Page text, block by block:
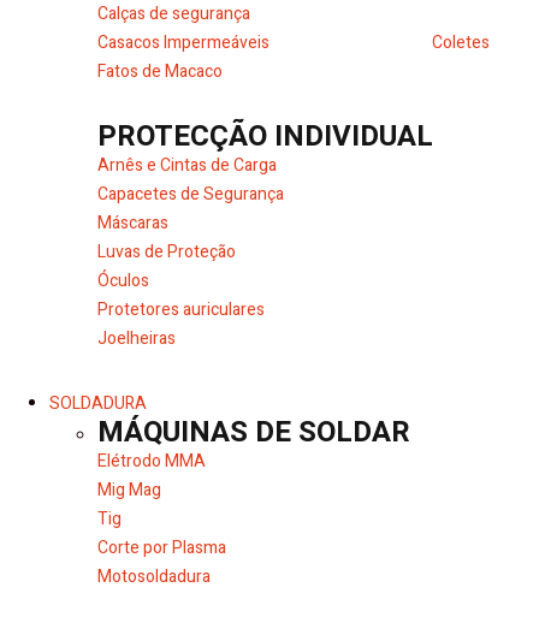
Calças de segurança
Casacos Impermeáveis
Coletes
Fatos de Macaco
PROTECÇÃO INDIVIDUAL
Arnês e Cintas de Carga
Capacetes de Segurança
Máscaras
Luvas de Proteção
Óculos
Protetores auriculares
Joelheiras
SOLDADURA
MÁQUINAS DE SOLDAR
Elétrodo MMA
Mig Mag
Tig
Corte por Plasma
Motosoldadura